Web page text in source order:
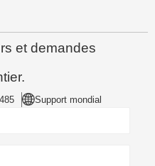
et demandes
Support mondial